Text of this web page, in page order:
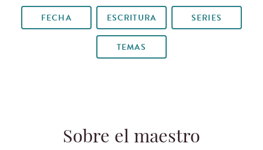
FECHA ESCRITURA SERIES
TEMAS
Sobre el maestro